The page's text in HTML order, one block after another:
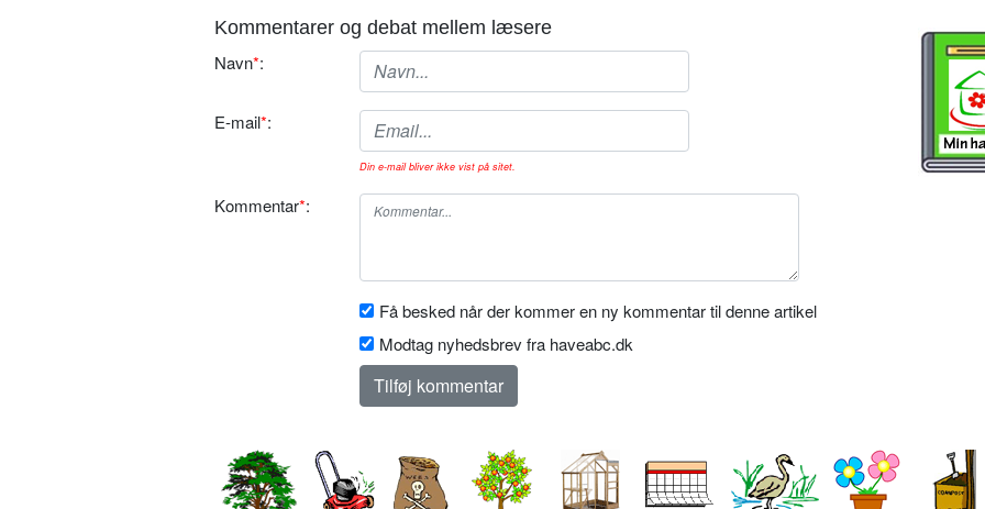
Kommentarer og debat mellem læsere
Navn*:
E-mail*:
Din e-mail bliver ikke vist på sitet.
Kommentar*:
Få besked når der kommer en ny kommentar til denne artikel
Modtag nyhedsbrev fra haveabc.dk